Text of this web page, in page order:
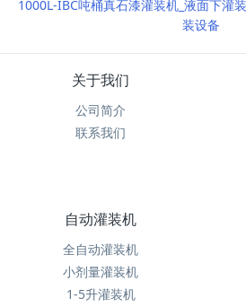
1000L-IBC吨桶真石漆灌装机_液面下灌
装设备
关于我们
公司简介
联系我们
自动灌装机
全自动灌装机
小剂量灌装机
1-5升灌装机